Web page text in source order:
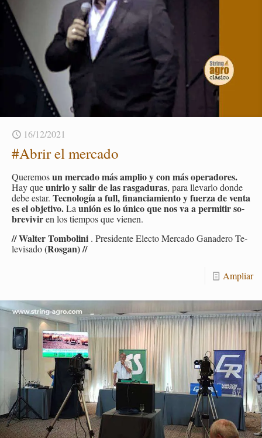
16/12/2021
#Abrir el mer­ca­do
Que­re­mosun mer­ca­do más am­plio y con más ope­ra­do­res.
Hay queunir­lo y salir de las ras­ga­du­ras, para lle­var­lo donde
debe estar. Tec­no­lo­gía a full, fi­nan­cia­mien­to y fuer­za de venta
es el ob­je­ti­vo.La unión es lo único que nos va a per­mi­tir so­
bre­vi­viren los tiem­pos que vie­nen.
// Wal­ter Tom­bo­li­ni . Pre­si­den­te Elec­to Mer­ca­do Ga­na­de­ro Te­
le­vi­sa­do(Ros­gan) //
Am­pliar